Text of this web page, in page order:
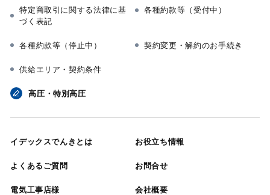
特定商取引に関する法律に基
づく表記
各種約款等（受付中）
各種約款等（停止中） 契約変更・解約のお手続き
供給エリア・契約条件
高圧・特別高圧
イデックスでんきとは お役立ち情報
よくあるご質問 お問合せ
電気工事店様 会社概要